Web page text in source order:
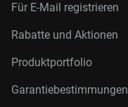
Für E-Mail registrieren
Rabatte und Aktionen
Produktportfolio
Garantiebestimmungen